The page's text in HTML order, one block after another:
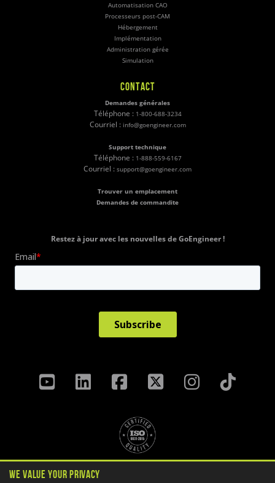
Automatisation CAO
Processeurs post-CAM
Hébergement
Implémentation
Administration gérée
Simulation
CONTACT
Demandes générales
Téléphone : 1-800-688-3234
Courriel : info@goengineer.com
Support technique
Téléphone : 1-888-559-6167
Courriel : support@goengineer.com
Trouver un emplacement
Demandes de commandite
Restez à jour avec les nouvelles de GoEngineer !
Politique de confidentialité
We Value Your Privacy